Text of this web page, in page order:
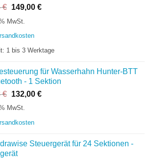
€ Ursprünglicher
Preis
204,24 €
149,00 €Aktueller
MwSt.
1 bis 3 Werktage
für Wasserhahn Hunter-BTT
- 1 Sektion
€ Ursprünglicher
Preis
149,63 €
132,00 €Aktueller
MwSt.
Steuergerät für 24 Sektionen -